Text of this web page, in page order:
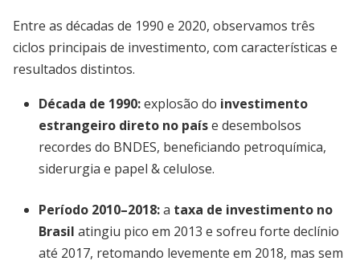
Entre as décadas de 1990 e 2020, observamos três
ciclos principais de investimento, com características e
resultados distintos.
Década de 1990:explosão do investimento
estrangeiro direto no paíse desembolsos
recordes do BNDES, beneficiando petroquímica,
siderurgia e papel & celulose.
Período 2010–2018:a taxa de investimento no
Brasil atingiu pico em 2013 e sofreu forte declínio
até 2017, retomando levemente em 2018, mas sem